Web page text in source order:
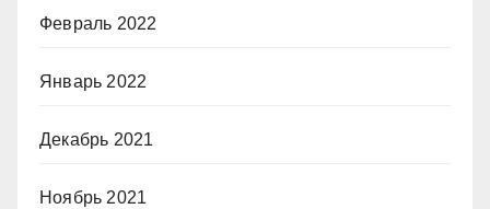
Февраль 2022
Январь 2022
Декабрь 2021
Ноябрь 2021